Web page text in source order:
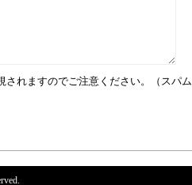
されますのでご注意ください。（スパム